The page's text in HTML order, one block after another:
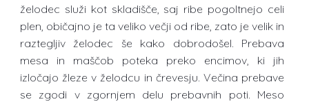
želodec služi kot skladišče, saj ribe pogoltnejo celi
plen, običajno je ta veliko večji od ribe, zato je velik in
raztegljiv želodec še kako dobrodošel. Prebava
mesa in maščob poteka preko encimov, ki jih
izločajo žleze v želodcu in črevesju. Večina prebave
se zgodi v zgornjem delu prebavnih poti. Meso